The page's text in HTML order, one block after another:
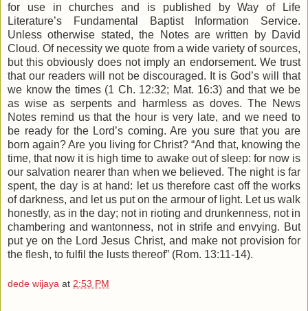
for use in churches and is published by Way of Life
Literature’s Fundamental Baptist Information Service.
Unless otherwise stated, the Notes are written by David
Cloud. Of necessity we quote from a wide variety of sources,
but this obviously does not imply an endorsement. We trust
that our readers will not be discouraged. It is God’s will that
we know the times (1 Ch. 12:32; Mat. 16:3) and that we be
as wise as serpents and harmless as doves. The News
Notes remind us that the hour is very late, and we need to
be ready for the Lord’s coming. Are you sure that you are
born again? Are you living for Christ? “And that, knowing the
time, that now it is high time to awake out of sleep: for now is
our salvation nearer than when we believed. The night is far
spent, the day is at hand: let us therefore cast off the works
of darkness, and let us put on the armour of light. Let us walk
honestly, as in the day; not in rioting and drunkenness, not in
chambering and wantonness, not in strife and envying. But
put ye on the Lord Jesus Christ, and make not provision for
the flesh, to fulfil the lusts thereof” (Rom. 13:11-14).
dede wijaya at 2:53 PM